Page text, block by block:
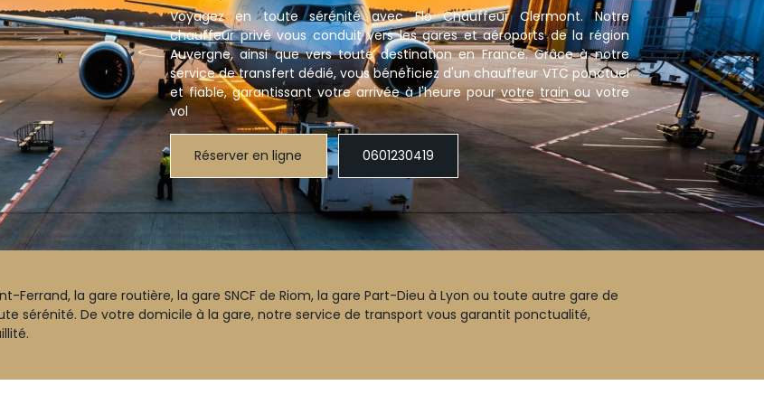
Voyagez en toute sérénité avec Flo Chauffeur Clermont. Notre
chauffeur privévous conduit vers les gares et aéroports de la région
Auvergne, ainsi que vers toute destination en France. Grâce à notre
service de transfert dédié, vous bénéficiez d'un chauffeur VTC ponctuel
et fiable, garantissant votre arrivée à l'heure pour votre train ou votre
vol
Réserver en ligne 0601230419
Ferrand, la gare routière, la gare SNCF de Riom, la gare Part-Dieu à Lyon ou toute autre gare de
sérénité. De votre domicile à la gare, notre service de transport vous garantit ponctualité,